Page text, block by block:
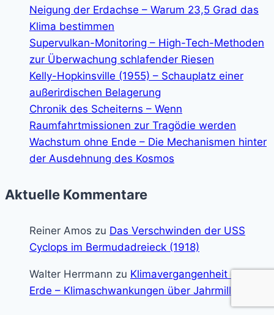
Neigung der Erdachse – Warum 23,5 Grad das
Klima bestimmen
Supervulkan-Monitoring – High-Tech-Methoden
zur Überwachung schlafender Riesen
Kelly-Hopkinsville (1955) – Schauplatz einer
außerirdischen Belagerung
Chronik des Scheiterns – Wenn
Raumfahrtmissionen zur Tragödie werden
Wachstum ohne Ende – Die Mechanismen hinter
der Ausdehnung des Kosmos
Aktuelle Kommentare
Reiner Amos zu Das Verschwinden der USS
Cyclops im Bermudadreieck (1918)
Walter Herrmann zu Klimavergangenheit der
Erde – Klimaschwankungen über Jahrmilliarden